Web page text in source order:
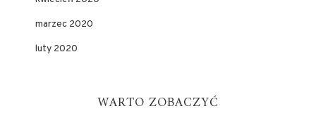
marzec 2020
luty 2020
WARTO ZOBACZYĆ